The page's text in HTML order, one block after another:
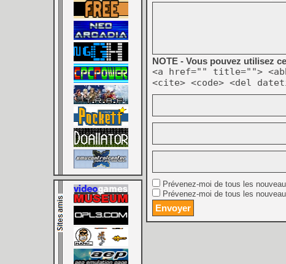
NOTE - Vous pouvez utilisez
<a href="" title="">
<cite> <code> <del
Prévenez-moi de tous les
Prévenez-moi de tous les